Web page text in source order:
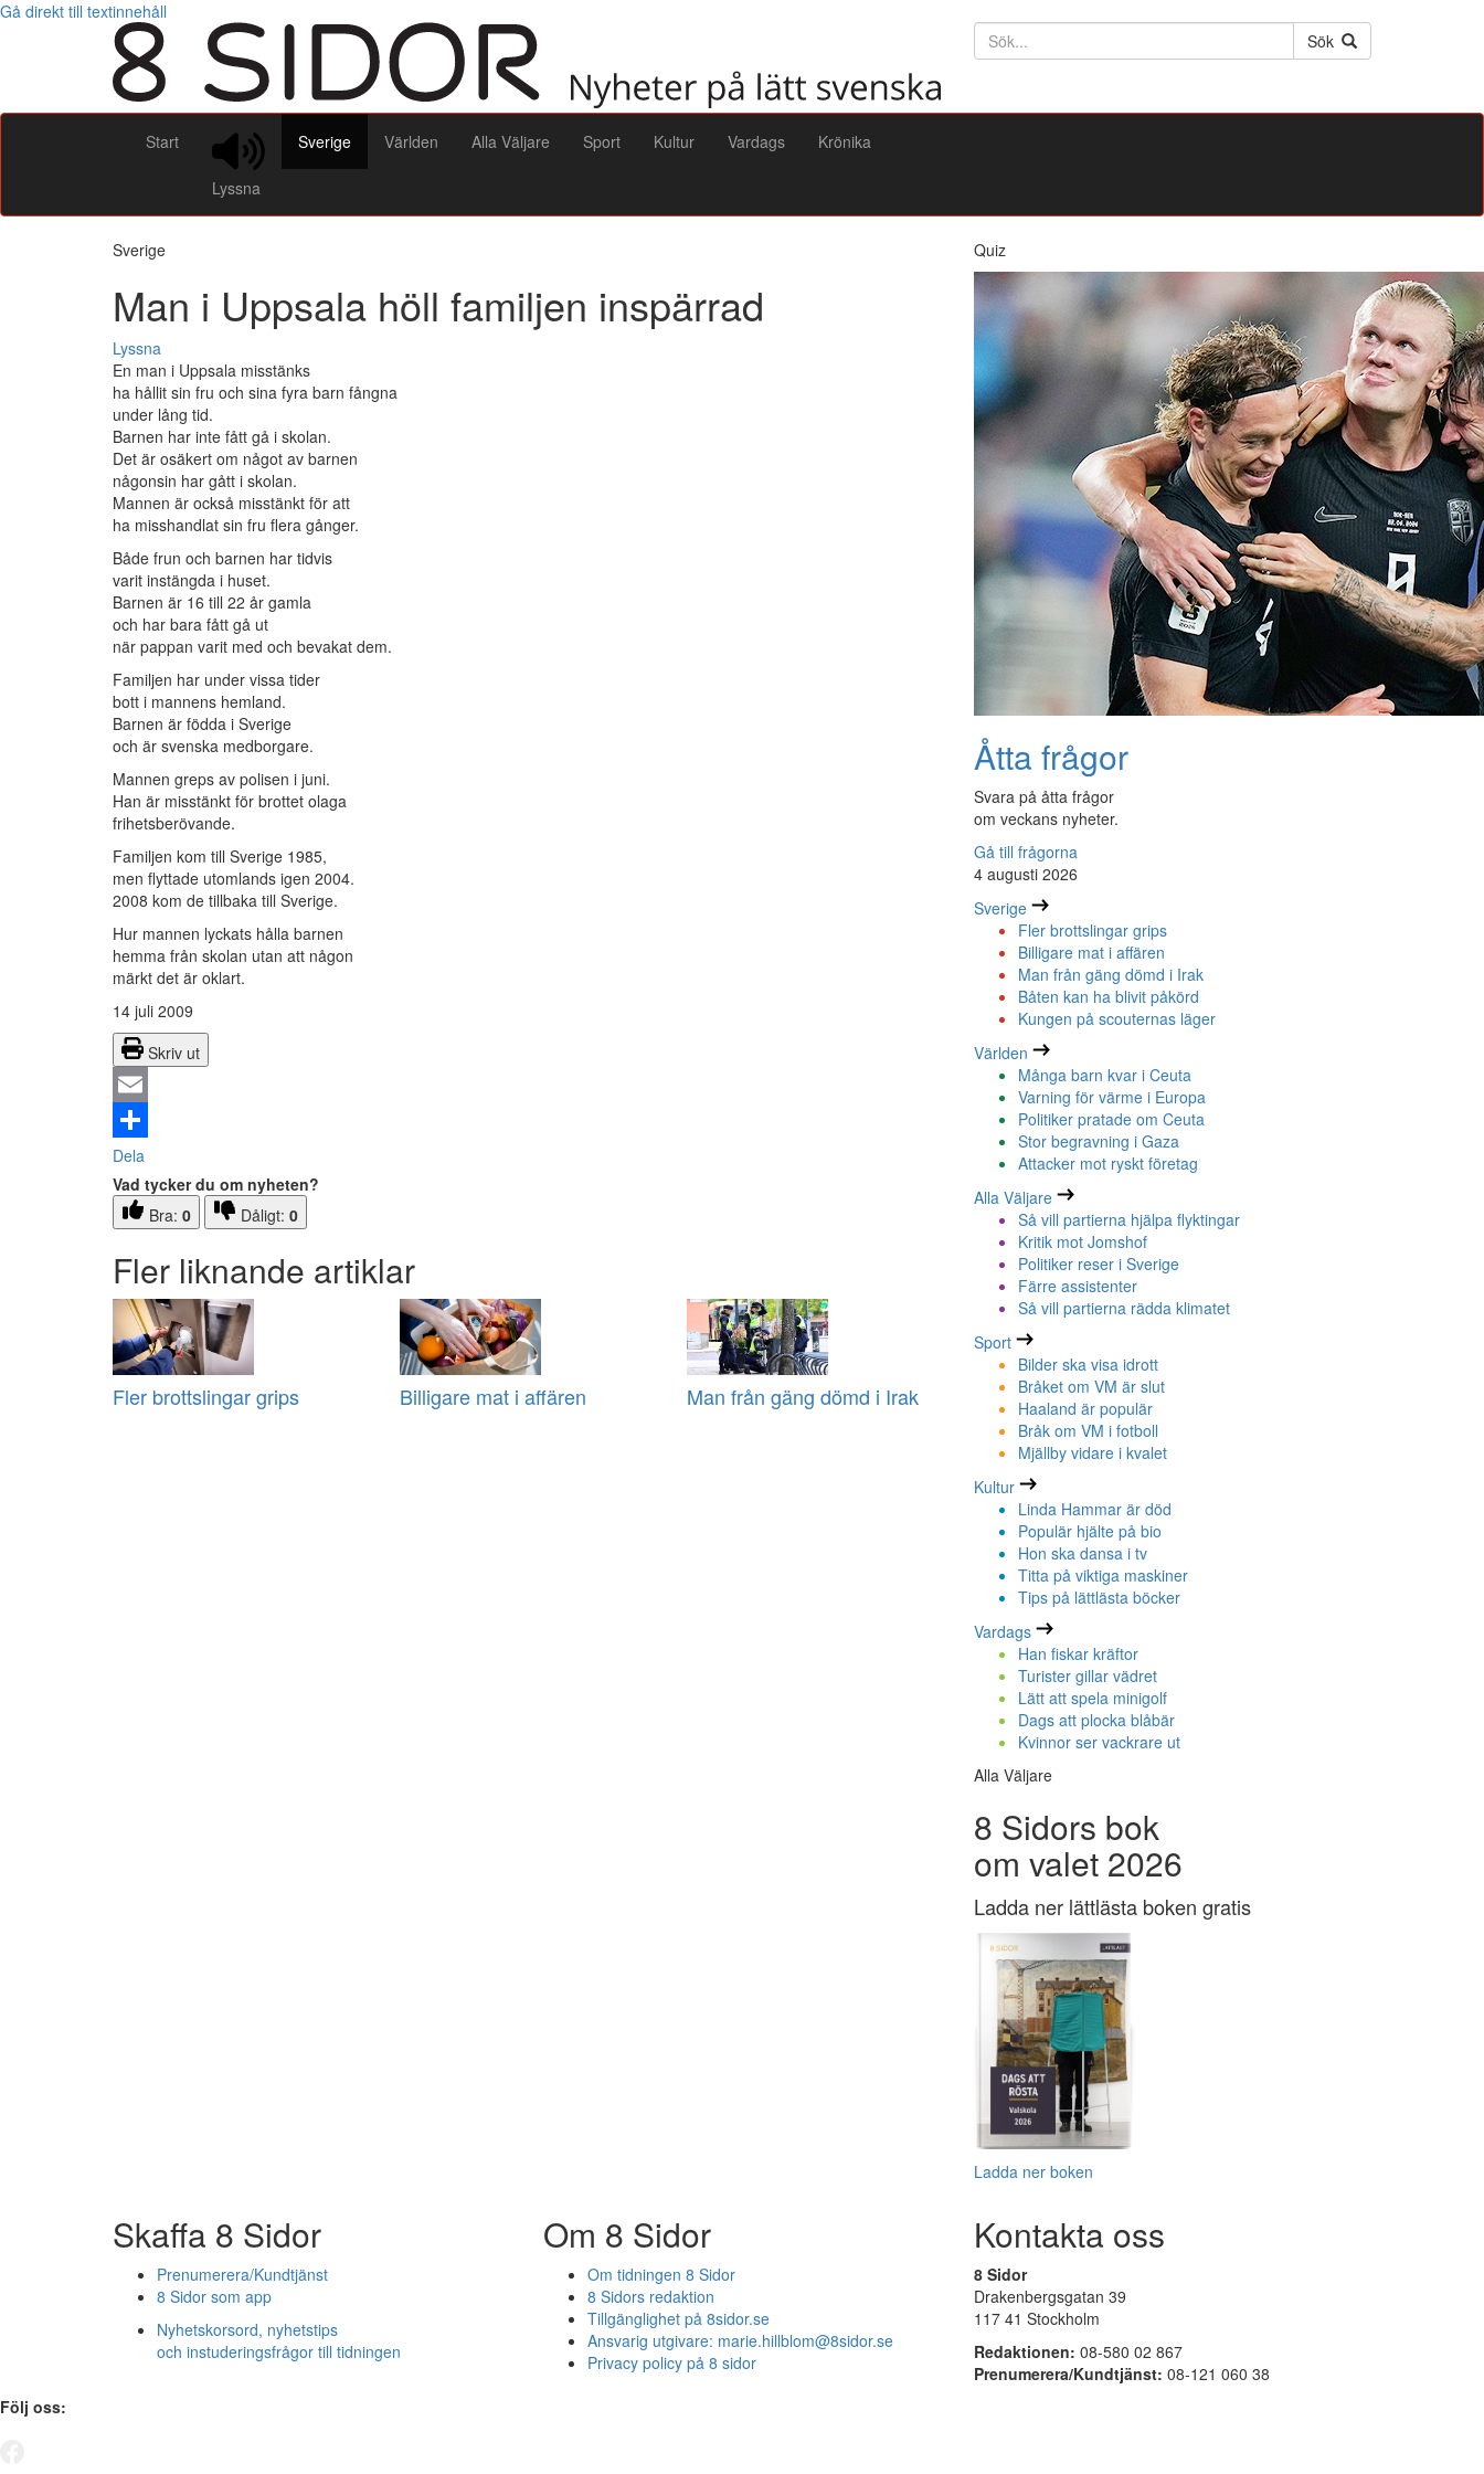
Gå direkt till textinnehåll
Söktext
Sök
Start
Lyssna
Sverige Världen Alla Väljare Sport Kultur Vardags Krönika
Sverige
Man i Uppsala höll familjen inspärrad
Lyssna
En man i Uppsala misstänks
ha hållit sin fru och sina fyra barn fångna
under lång tid.
Barnen har inte fått gå i skolan.
Det är osäkert om något av barnen
någonsin har gått i skolan.
Mannen är också misstänkt för att
ha misshandlat sin fru flera gånger.
Både frun och barnen har tidvis
varit instängda i huset.
Barnen är 16 till 22 år gamla
och har bara fått gå ut
när pappan varit med och bevakat dem.
Familjen har under vissa tider
bott i mannens hemland.
Barnen är födda i Sverige
och är svenska medborgare.
Mannen greps av polisen i juni.
Han är misstänkt för brottet olaga
frihetsberövande.
Familjen kom till Sverige 1985,
men flyttade utomlands igen 2004.
2008 kom de tillbaka till Sverige.
Hur mannen lyckats hålla barnen
hemma från skolan utan att någon
märkt det är oklart.
14 juli 2009
Skriv ut
Email
Dela
Vad tycker du om nyheten?
Bra: 0 Dåligt: 0
Fler liknande artiklar
Fler brottslingar grips Billigare mat i affären Man från gäng dömd i Irak
Quiz
Åtta frågor
Svara på åtta frågor
om veckans nyheter.
Gå till frågorna
4 augusti 2026
Sverige
Fler brottslingar grips
Billigare mat i affären
Man från gäng dömd i Irak
Båten kan ha blivit påkörd
Kungen på scouternas läger
Världen
Många barn kvar i Ceuta
Varning för värme i Europa
Politiker pratade om Ceuta
Stor begravning i Gaza
Attacker mot ryskt företag
Alla Väljare
Så vill partierna hjälpa flyktingar
Kritik mot Jomshof
Politiker reser i Sverige
Färre assistenter
Så vill partierna rädda klimatet
Sport
Bilder ska visa idrott
Bråket om VM är slut
Haaland är populär
Bråk om VM i fotboll
Mjällby vidare i kvalet
Kultur
Linda Hammar är död
Populär hjälte på bio
Hon ska dansa i tv
Titta på viktiga maskiner
Tips på lättlästa böcker
Vardags
Han fiskar kräftor
Turister gillar vädret
Lätt att spela minigolf
Dags att plocka blåbär
Kvinnor ser vackrare ut
Alla Väljare
8 Sidors bok
om valet 2026
Ladda ner lättlästa boken gratis
Ladda ner boken
Skaffa 8 Sidor
Prenumerera/Kundtjänst
8 Sidor som app
Nyhetskorsord, nyhetstips
och instuderingsfrågor till tidningen
Om 8 Sidor
Om tidningen 8 Sidor
8 Sidors redaktion
Tillgänglighet på 8sidor.se
Ansvarig utgivare: marie.hillblom@8sidor.se
Privacy policy på 8 sidor
Kontakta oss
8 Sidor
Drakenbergsgatan 39
117 41 Stockholm
Redaktionen: 08-580 02 867
Prenumerera/Kundtjänst: 08-121 060 38
Följ oss: